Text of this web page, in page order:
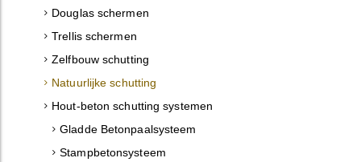
Douglas schermen
Trellis schermen
Zelfbouw schutting
Natuurlijke schutting
Hout-beton schutting systemen
Gladde Betonpaalsysteem
Stampbetonsysteem